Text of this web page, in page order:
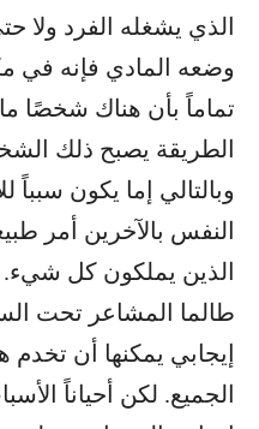
الذي يشغله الفرد ولا
وضعه المادي فإنه في
تماماً بأن هناك شخصًا
الطريقة يصبح ذلك
وبالتالي إما يكون سبباً
النفس بالآخرين أمر
الذين يملكون كل شيء.
طالما المشاعر تحت
إيجابي يمكنها أن تخدم
الجميع. لكن أحياناً